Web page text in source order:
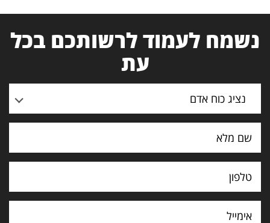
נשמח לעמוד לרשותכם בכל
עת
נציג כוח אדם